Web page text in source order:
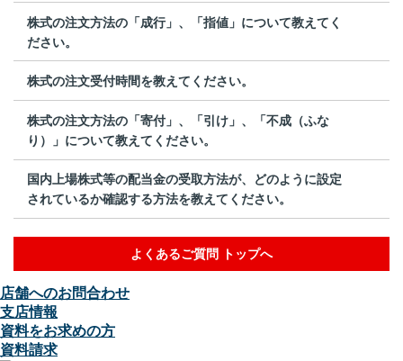
株式の注文方法の「成行」、「指値」について教えてく
ださい。
株式の注文受付時間を教えてください。
株式の注文方法の「寄付」、「引け」、「不成（ふな
り）」について教えてください。
国内上場株式等の配当金の受取方法が、どのように設定
されているか確認する方法を教えてください。
よくあるご質問 トップへ
店舗へのお問合わせ
支店情報
資料をお求めの方
資料請求